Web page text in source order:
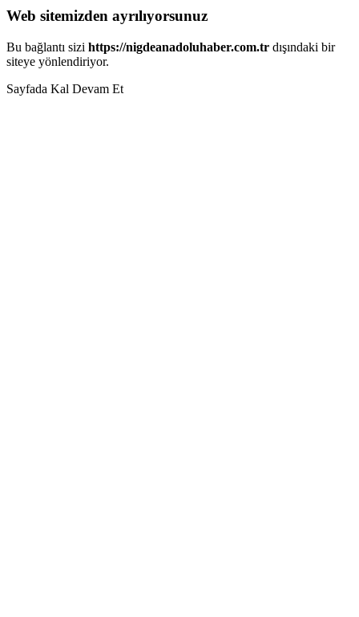
Web sitemizden ayrılıyorsunuz
Bu bağlantı sizi https://nigdeanadoluhaber.com.tr dışındaki bir
siteye yönlendiriyor.
Sayfada Kal Devam Et